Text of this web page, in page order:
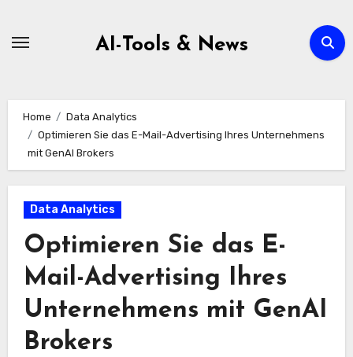
AI-Tools & News
Home
Data Analytics
Optimieren Sie das E-Mail-Advertising Ihres Unternehmens
mit GenAI Brokers
Data Analytics
Optimieren Sie das E-
Mail-Advertising Ihres
Unternehmens mit GenAI
Brokers